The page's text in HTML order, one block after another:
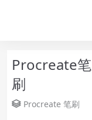
Procreate
刷
Procreate 笔刷